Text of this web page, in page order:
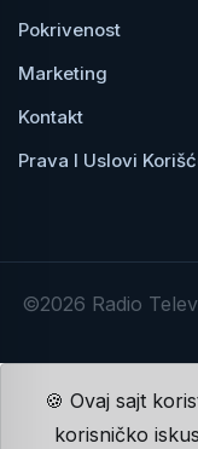
Pokrivenost
Marketing
Kontakt
Prava I Uslovi
©2026 Radio
🍪 Ovaj sajt
korisničko